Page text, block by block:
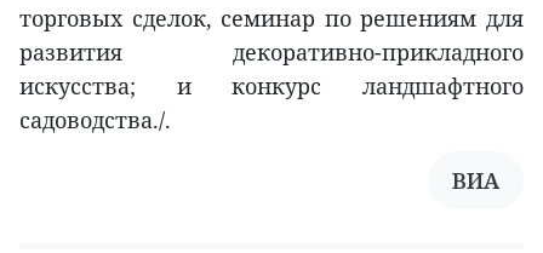
торговых сделок, семинар по решениям для
развития декоративно-прикладного
искусства; и конкурс ландшафтного
садоводства./.
ВИА